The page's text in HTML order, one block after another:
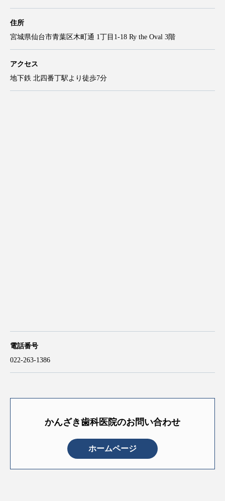
住所
宮城県仙台市青葉区木町通 1丁目1-18 Ry the Oval 3階
アクセス
地下鉄 北四番丁駅より徒歩7分
電話番号
022-263-1386
かんざき歯科医院のお問い合わせ
ホームページ